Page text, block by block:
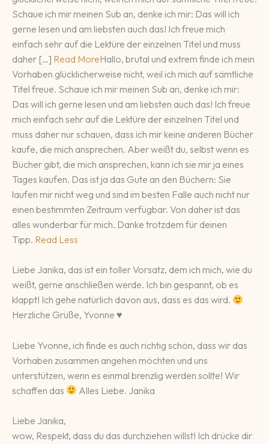
Schaue ich mir meinen Sub an, denke ich mir: Das will ich
gerne lesen und am liebsten auch das! Ich freue mich
einfach sehr auf die Lektüre der einzelnen Titel und muss
daher […] Read MoreHallo, brutal und extrem finde ich mein
Vorhaben glücklicherweise nicht, weil ich mich auf sämtliche
Titel freue. Schaue ich mir meinen Sub an, denke ich mir:
Das will ich gerne lesen und am liebsten auch das! Ich freue
mich einfach sehr auf die Lektüre der einzelnen Titel und
muss daher nur schauen, dass ich mir keine anderen Bücher
kaufe, die mich ansprechen. Aber weißt du, selbst wenn es
Bücher gibt, die mich ansprechen, kann ich sie mir ja eines
Tages kaufen. Das ist ja das Gute an den Büchern: Sie
laufen mir nicht weg und sind im besten Falle auch nicht nur
einen bestimmten Zeitraum verfügbar. Von daher ist das
alles wunderbar für mich. Danke trotzdem für deinen
Tipp. Read Less
Liebe Janika, das ist ein toller Vorsatz, dem ich mich, wie du
weißt, gerne anschließen werde. Ich bin gespannt, ob es
klappt! Ich gehe natürlich davon aus, dass es das wird.
Herzliche Grüße, Yvonne ♥
Liebe Yvonne, ich finde es auch richtig schön, dass wir das
Vorhaben zusammen angehen möchten und uns
unterstützen, wenn es einmal brenzlig werden sollte! Wir
schaffen das
Alles Liebe. Janika
Liebe Janika,
wow, Respekt, dass du das durchziehen willst! Ich drücke dir